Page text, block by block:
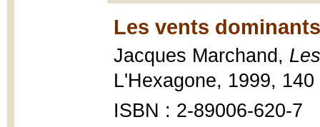
Les vents
Jacques Marchand,
L'Hexagone, 1999,
ISBN : 2-89006-620-7